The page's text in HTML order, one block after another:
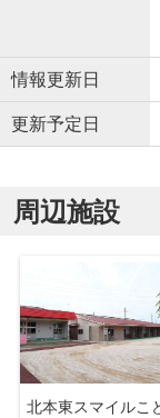
情報更新日
更新予定日
周辺施設